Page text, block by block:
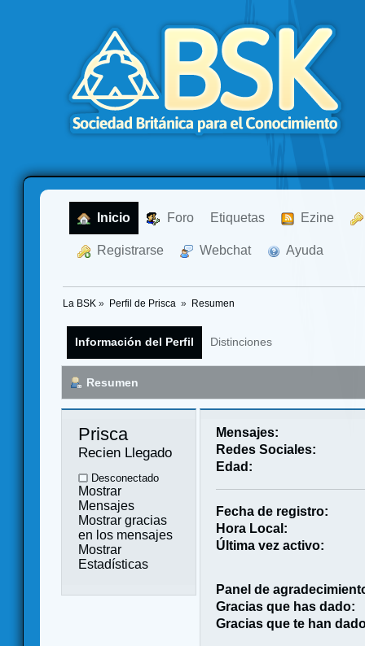
Inicio Foro Etiquetas Ezine
Registrarse Webchat Ayuda
La BSK » Perfil de Prisca » Resumen
Información del Perfil Distinciones
Resumen
Prisca
Recien Llegado
Desconectado
Mostrar
Mensajes
Mostrar gracias
en los mensajes
Mostrar
Estadísticas
Mensajes:
Redes Sociales:
Edad:
Fecha de registro:
Hora Local:
Última vez activo:
Panel de
Gracias que has dado:
Gracias que te han